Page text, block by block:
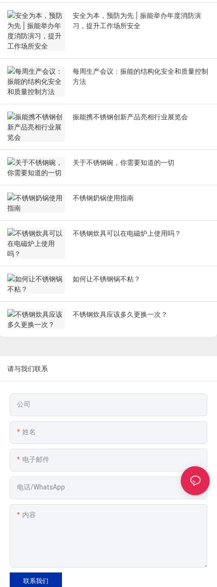
安全为本，预防为先 | 振能举办年度消防演
习，提升工作场所安全
每周生产会议：振能的结构化安全和质量控制
方法
振能携不锈钢创新产品亮相行业展览会
关于不锈钢碗，你需要知道的一切
不锈钢奶锅使用指南
不锈钢炊具可以在电磁炉上使用吗？
如何让不锈钢锅不粘？
不锈钢炊具应该多久更换一次？
请与我们联系
公司
姓名
电子邮件
电话/WhatsApp
内容
联系我们